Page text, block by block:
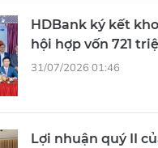
HDBank ký kết
hội hợp vốn 721
31/07/2026 01:46
Lợi nhuận quý II